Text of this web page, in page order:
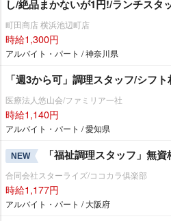
し/絶品まかないが1円!/ランチスタ
町田商店 横浜池辺町店
時給1,300円
アルバイト・パート / 神奈川県
「週3から可」調理スタッフ/シフ
医療法人悠山会/ファミリア一社
時給1,140円
アルバイト・パート / 愛知県
NEW 「福祉調理スタッフ」無
合同会社スターライズ/ココカラ俱楽部
時給1,177円
アルバイト・パート / 大阪府